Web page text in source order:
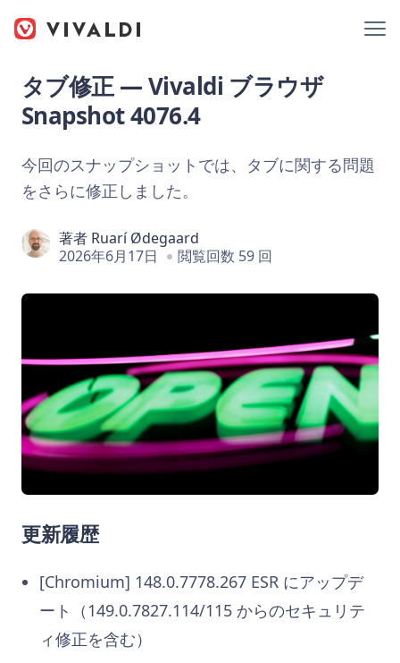
タブ修正 — Vivaldi ブラウザ
Snapshot 4076.4
今回のスナップショットでは、タブに関する問題
をさらに修正しました。
著者 Ruarí Ødegaard
2026年6月17日
閲覧回数 59 回
更新履歴
[Chromium] 148.0.7778.267 ESR にアップデ
ート（149.0.7827.114/115 からのセキュリテ
ィ修正を含む）